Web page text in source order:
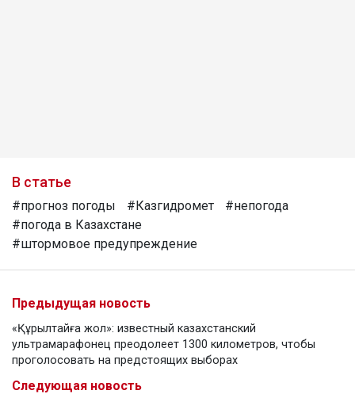
В статье
#прогноз погоды #Казгидромет
#непогода
#погода в Казахстане
#штормовое предупреждение
Предыдущая новость
«Құрылтайға жол»: известный казахстанский
ультрамарафонец преодолеет 1300 километров, чтобы
проголосовать на предстоящих выборах
Следующая новость